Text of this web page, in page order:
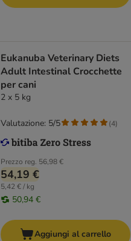
Eukanuba Veterinary Diets
Adult Intestinal Crocchette
per cani
2 x 5 kg
Prezzo reg. 56,98 €
54,19 €
5,42 € / kg
50,94 €
Valutazione: 5/5 (4)
Aggiungi al carrello